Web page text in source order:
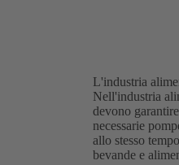
L'industria
Nell'industria
devono
necessarie
allo stesso
bevande e